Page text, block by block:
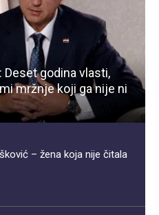
Deset godina vlasti,
mržnje koji ga nije ni
– žena koja nije čitala